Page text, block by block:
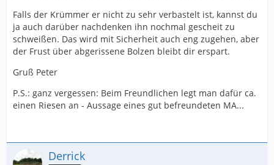
Falls der Krümmer er nicht zu sehr verbastelt ist, kannst du
ja auch darüber nachdenken ihn nochmal gescheit zu
schweißen. Das wird mit Sicherheit auch eng zugehen, aber
der Frust über abgerissene Bolzen bleibt dir erspart.
Gruß Peter
P.S.: ganz vergessen: Beim Freundlichen legt man dafür ca.
einen Riesen an - Aussage eines gut befreundeten MA...
Derrick